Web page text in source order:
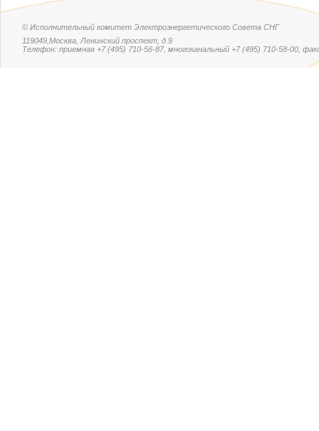
© Исполнительный комитет Электроэнергетического Совета СНГ
119049,Москва, Ленинский проспект, д.9
Телефон: приемная +7 (495) 710-56-87, многоканальный +7 (495) 710-58-00,